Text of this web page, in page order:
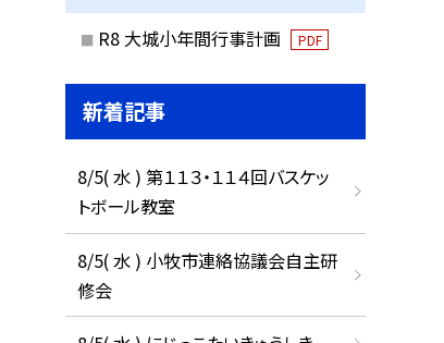
R8 大城小年間行事計画 PDF
新着記事
8/5( 水 ) 第１１３・１１４回バスケッ
トボール教室
8/5( 水 ) 小牧市連絡協議会自主研
修会